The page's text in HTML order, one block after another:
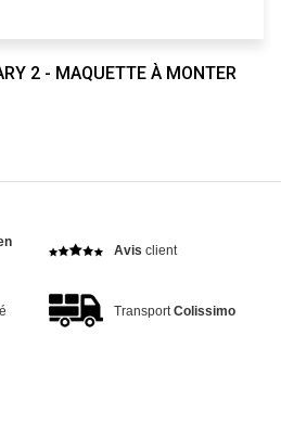
2 - MAQUETTE À MONTER
Avis client
Transport Colissimo